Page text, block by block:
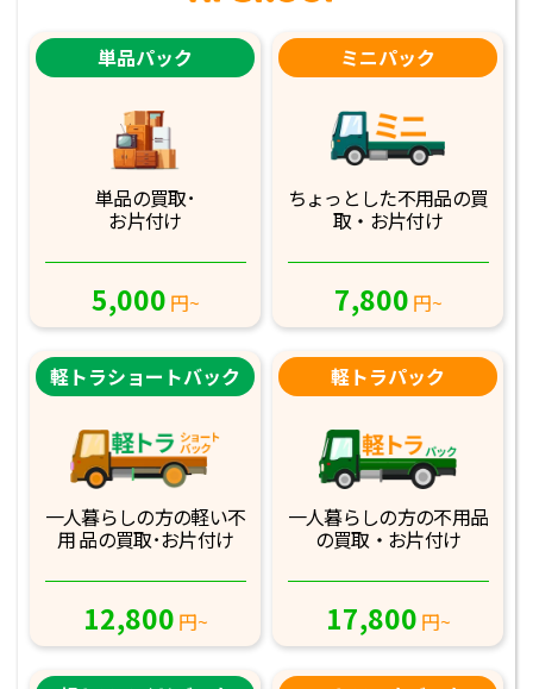
単品パック
単品の買取･
お片付け
5,000 円~
ミニパック
ちょっとした不用品の買
取・お片付け
7,800 円~
軽トラショートバック
一人暮らしの方の軽い不
用 品の買取･お片付け
12,800 円~
軽トラパック
一人暮らしの方の不用品
の買取・お片付け
17,800 円~